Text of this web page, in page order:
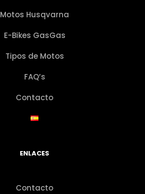
Motos Husqvarna
E-Bikes GasGas
Tipos de Motos
FAQ’s
Contacto
ENLACES
Contacto